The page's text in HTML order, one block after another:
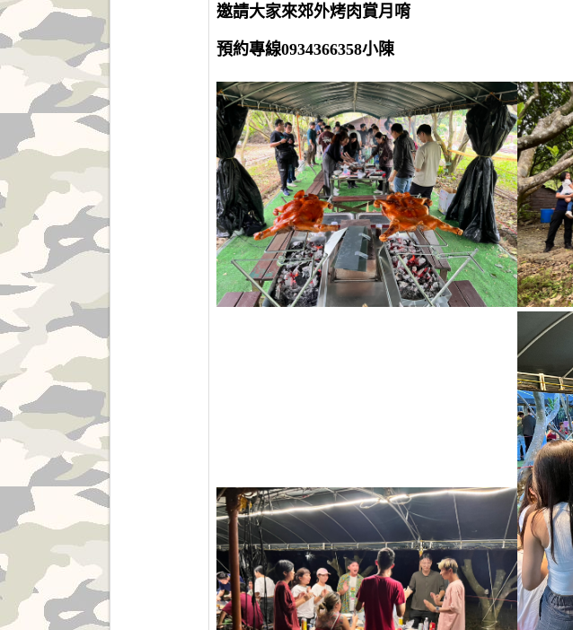
邀請大家來郊外烤肉賞月唷
預約專線0934366358小陳